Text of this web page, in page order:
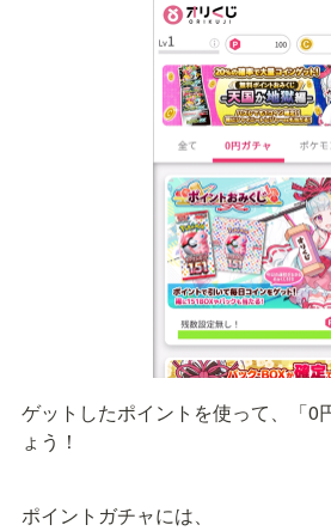
ゲットしたポイントを使って、「0
ょう！
ポイントガチャには、